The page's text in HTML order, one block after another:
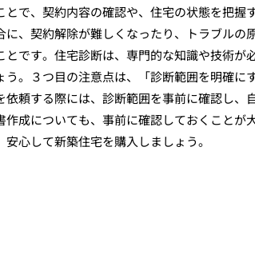
とで、契約内容の確認や、住宅の状態を把
に、契約解除が難しくなったり、トラブル
とです。住宅診断は、専門的な知識や技術
う。３つ目の注意点は、「診断範囲を明確
依頼する際には、診断範囲を事前に確認し、
作成についても、事前に確認しておくこと
安心して新築住宅を購入しましょう。